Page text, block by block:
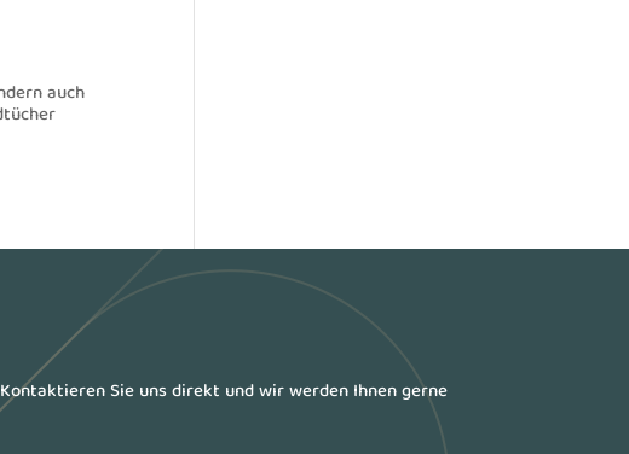
auch
Sie uns direkt und wir werden Ihnen gerne